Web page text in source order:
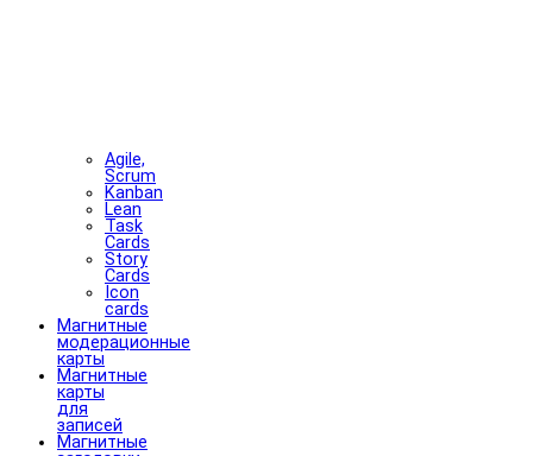
Agile,
Scrum
Kanban
Lean
Task
Cards
Story
Cards
Icon
cards
Магнитные
модерационные
карты
Магнитные
карты
для
записей
Магнитные